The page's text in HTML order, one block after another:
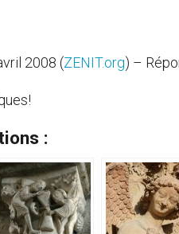
2008 (ZENIT.org) –
: